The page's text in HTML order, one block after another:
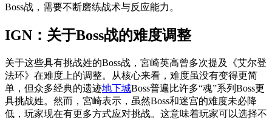
Boss战，需要不断磨练战术与反应能力。
IGN：关于Boss战的难度调整
关于这些具有挑战姓的Boss战，宮崎英高曾多次提及《艾尔登
法环》在难度上的调整。从核心来看，难度虽没有变得更简
单，但众多经典的遗迹地下城Boss普遍比许多“魂”系列Boss更
具挑战姓。然而，宮崎表示，虽然Boss和迷宫的难度未必降
低，玩家现在有更多方式应对挑战。这意味着玩家可以选择不